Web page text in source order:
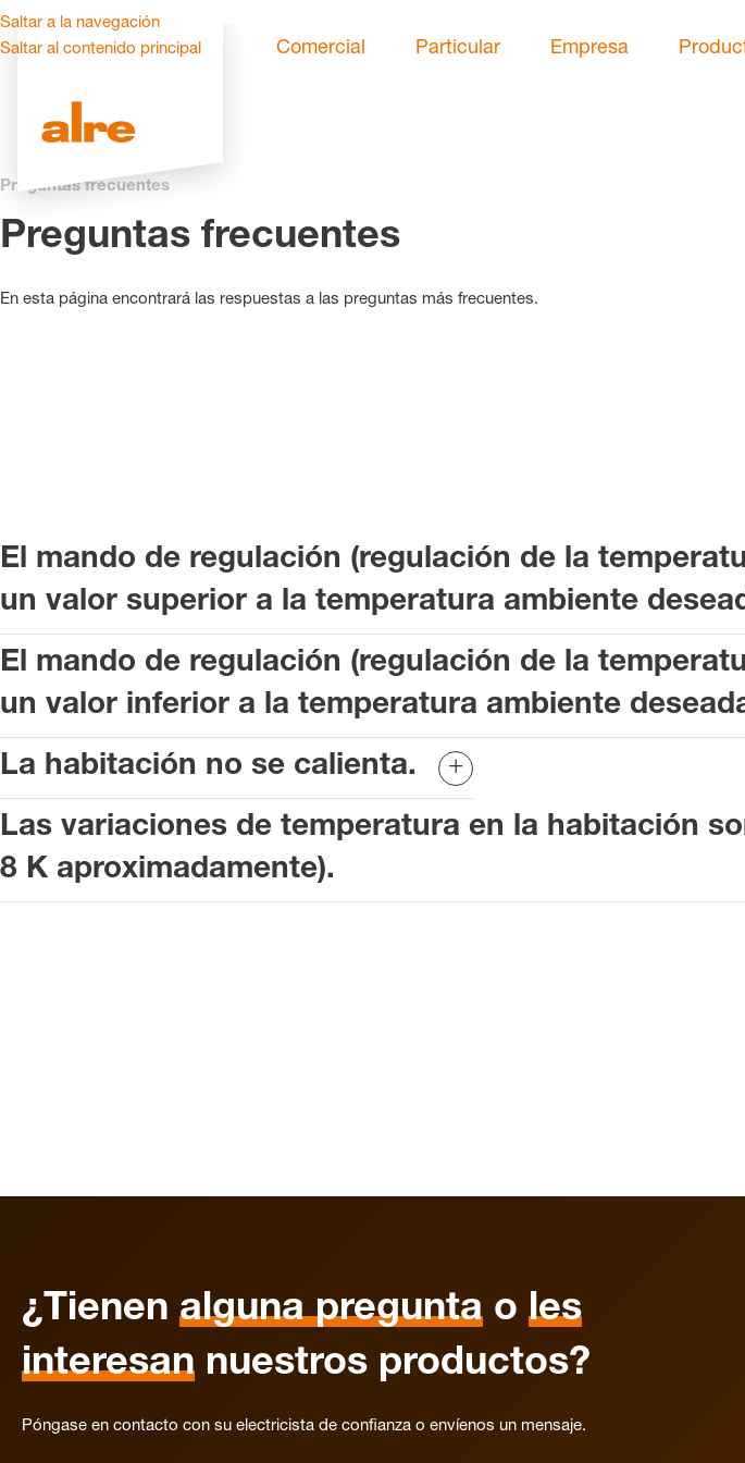
Saltar a la navegación
Saltar al contenido principal
Comercial Particular Empresa
Preguntas frecuentes
Preguntas frecuentes
En esta página encontrará las respuestas a las preguntas más frecuentes.
El mando de regulación (regulación de la
un valor superior a la temperatura ambiente
El mando de regulación (regulación de la
un valor inferior a la temperatura ambiente
La habitación no se calienta.
Las variaciones de temperatura en la habitación
8 K aproximadamente).
¿Tienen alguna pregunta o les
interesan nuestros productos?
Póngase en contacto con su electricista de confianza o envíenos un mensaje.